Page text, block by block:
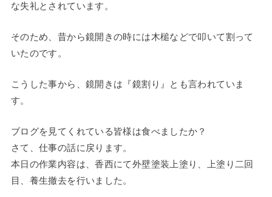
な失礼とされています。
そのため、昔から鏡開きの時には木槌などで叩いて割って
いたのです。
こうした事から、鏡開きは『鏡割り』とも言われていま
す。
ブログを見てくれている皆様は食べましたか？
さて、仕事の話に戻ります。
本日の作業内容は、香西にて外壁塗装上塗り、上塗り二回
目、養生撤去を行いました。